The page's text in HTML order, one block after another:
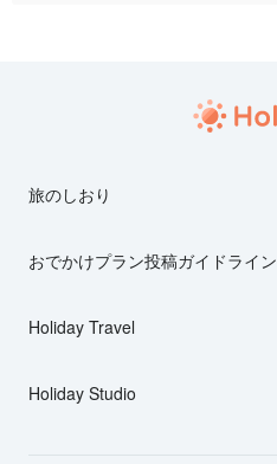
旅のしおり
おでかけプラン投稿ガイドライン
Holiday Travel
Holiday Studio